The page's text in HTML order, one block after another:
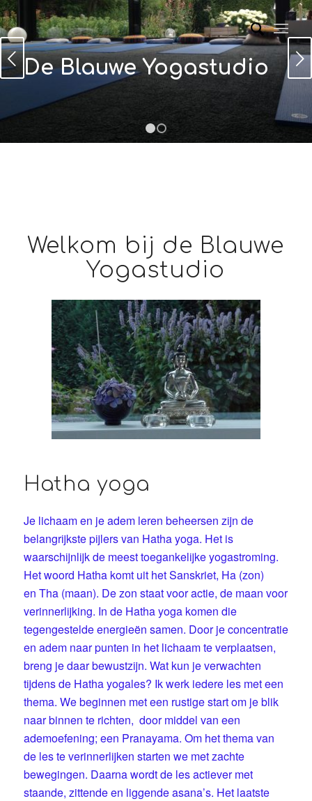
De Blauwe Yogastudio
Volgende
Welkom bij de Blauwe
Yogastudio
Hatha yoga
Je lichaam en je adem leren beheersen zijn de
belangrijkste pijlers van Hatha yoga. Het is
waarschijnlijk de meest toegankelijke yogastroming.
Het woord Hatha komt uit het Sanskriet, Ha (zon)
en Tha (maan). De zon staat voor actie, de maan voor
verinnerlijking. In de Hatha yoga komen die
tegengestelde energieën samen. Door je concentratie
en adem naar punten in het lichaam te verplaatsen,
breng je daar bewustzijn. Wat kun je verwachten
tijdens de Hatha yogales? Ik werk iedere les met een
thema. We beginnen met een rustige start om je blik
naar binnen te richten, door middel van een
ademoefening; een Pranayama. Om het thema van
de les te verinnerlijken starten we met zachte
bewegingen. Daarna wordt de les actiever met
staande, zittende en liggende asana’s. Het laatste